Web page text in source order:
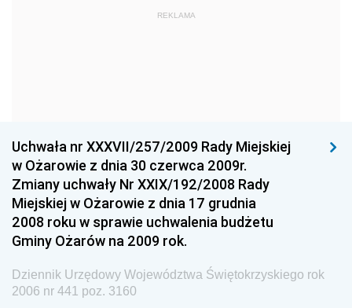
Dziennik Urzędowy Ministra Gospodarki
Dziennik Urzędowy Urzędu Ochrony Konkurencji i
Konsumentów
Dziennik Urzędowy Ministra Pracy i Polityki
Społecznej
Dziennik Urzędowy Urzędu Lotnictwa Cywilnego
REKLAMA
Uchwała nr XXXVII/257/2009 Rady Miejskiej
w Ożarowie z dnia 30 czerwca 2009r.
Zmiany uchwały Nr XXIX/192/2008 Rady
Miejskiej w Ożarowie z dnia 17 grudnia
2008 roku w sprawie uchwalenia budżetu
Gminy Ożarów na 2009 rok.
Dziennik Urzędowy Województwa Świętokrzyskiego rok
2006 nr 441 poz. 3160